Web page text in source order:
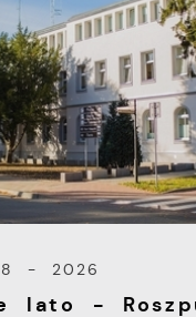
- 2026
lato -